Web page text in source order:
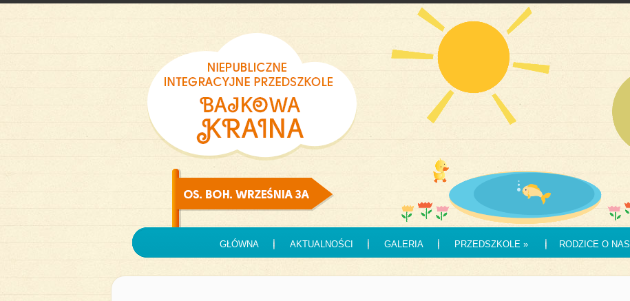
GŁÓWNA AKTUALNOŚCI GALERIA PRZEDSZKOLE» RODZICE O NAS